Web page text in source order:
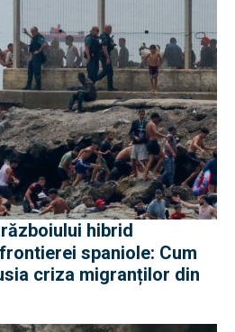
spaniole: Cum
criza migranților din